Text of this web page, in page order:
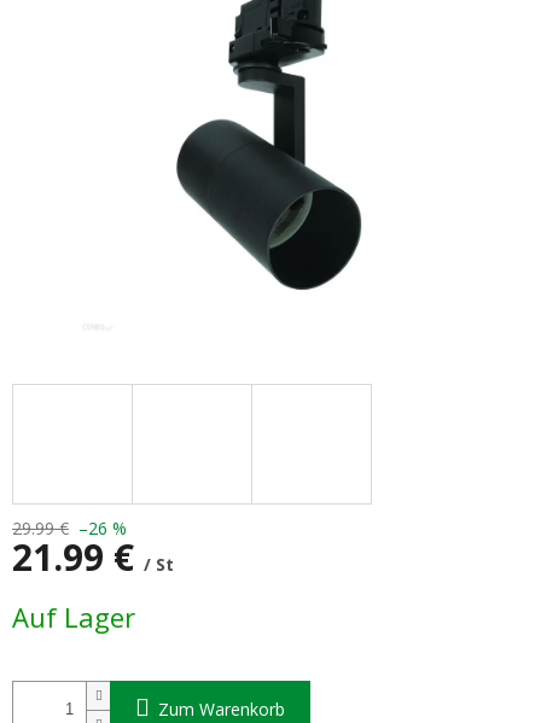
29.99 € –26 %
21.99 € / St
Auf Lager
Zum Warenkorb